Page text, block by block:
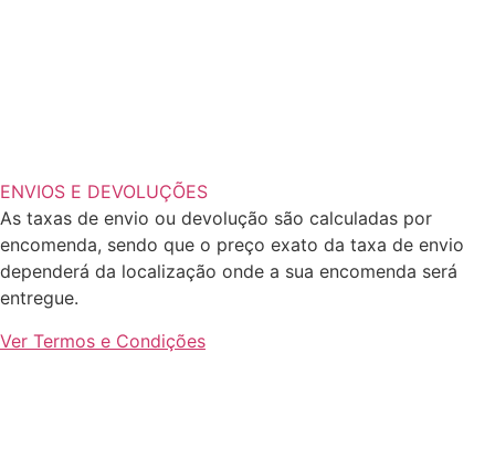
ENVIOS E DEVOLUÇÕES
As taxas de envio ou devolução são calculadas por
encomenda, sendo que o preço exato da taxa de envio
dependerá da localização onde a sua encomenda será
entregue.
Ver Termos e Condições